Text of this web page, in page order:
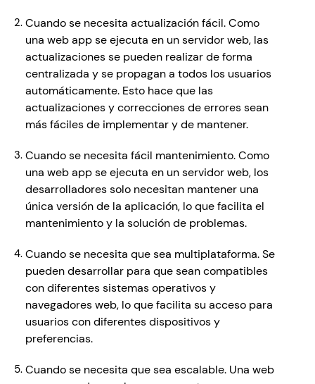
Cuando se necesita actualización fácil. Como
una web app se ejecuta en un servidor web, las
actualizaciones se pueden realizar de forma
centralizada y se propagan a todos los usuarios
automáticamente. Esto hace que las
actualizaciones y correcciones de errores sean
más fáciles de implementar y de mantener.
Cuando se necesita fácil mantenimiento. Como
una web app se ejecuta en un servidor web, los
desarrolladores solo necesitan mantener una
única versión de la aplicación, lo que facilita el
mantenimiento y la solución de problemas.
Cuando se necesita que sea multiplataforma. Se
pueden desarrollar para que sean compatibles
con diferentes sistemas operativos y
navegadores web, lo que facilita su acceso para
usuarios con diferentes dispositivos y
preferencias.
Cuando se necesita que sea escalable. Una web